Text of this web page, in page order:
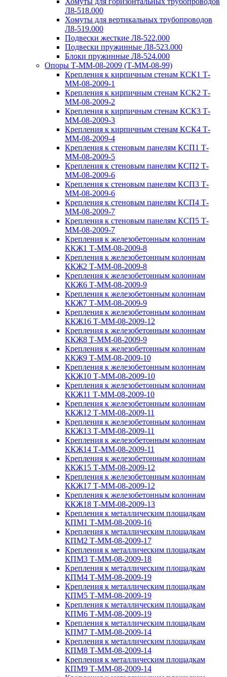
Л8-518.000
Хомуты для вертикальных трубопроводов
Л8-519.000
Подвески жесткие Л8-522.000
Подвески пружинные Л8-523.000
Блоки пружинные Л8-524.000
Опоры Т-ММ-08-2009 (Т-ММ-08-99)
Крепления к кирпичным стенам КСК1 Т-
ММ-08-2009-1
Крепления к кирпичным стенам КСК2 Т-
ММ-08-2009-2
Крепления к кирпичным стенам КСК3 Т-
ММ-08-2009-3
Крепления к кирпичным стенам КСК4 Т-
ММ-08-2009-4
Крепления к стеновым панелям КСП1 Т-
ММ-08-2009-5
Крепления к стеновым панелям КСП2 Т-
ММ-08-2009-6
Крепления к стеновым панелям КСП3 Т-
ММ-08-2009-6
Крепления к стеновым панелям КСП4 Т-
ММ-08-2009-7
Крепления к стеновым панелям КСП5 Т-
ММ-08-2009-7
Крепления к железобетонным колоннам
ККЖ1 Т-ММ-08-2009-8
Крепления к железобетонным колоннам
ККЖ2 Т-ММ-08-2009-8
Крепления к железобетонным колоннам
ККЖ6 Т-ММ-08-2009-9
Крепления к железобетонным колоннам
ККЖ7 Т-ММ-08-2009-9
Крепления к железобетонным колоннам
ККЖ16 Т-ММ-08-2009-12
Крепления к железобетонным колоннам
ККЖ8 Т-ММ-08-2009-9
Крепления к железобетонным колоннам
ККЖ9 Т-ММ-08-2009-10
Крепления к железобетонным колоннам
ККЖ10 Т-ММ-08-2009-10
Крепления к железобетонным колоннам
ККЖ11 Т-ММ-08-2009-10
Крепления к железобетонным колоннам
ККЖ12 Т-ММ-08-2009-11
Крепления к железобетонным колоннам
ККЖ13 Т-ММ-08-2009-11
Крепления к железобетонным колоннам
ККЖ14 Т-ММ-08-2009-11
Крепления к железобетонным колоннам
ККЖ15 Т-ММ-08-2009-12
Крепления к железобетонным колоннам
ККЖ17 Т-ММ-08-2009-12
Крепления к железобетонным колоннам
ККЖ18 Т-ММ-08-2009-13
Крепления к металлическим площадкам
КПМ1 Т-ММ-08-2009-16
Крепления к металлическим площадкам
КПМ2 Т-ММ-08-2009-17
Крепления к металлическим площадкам
КПМ3 Т-ММ-08-2009-18
Крепления к металлическим площадкам
КПМ4 Т-ММ-08-2009-19
Крепления к металлическим площадкам
КПМ5 Т-ММ-08-2009-19
Крепления к металлическим площадкам
КПМ6 Т-ММ-08-2009-19
Крепления к металлическим площадкам
КПМ7 Т-ММ-08-2009-14
Крепления к металлическим площадкам
КПМ8 Т-ММ-08-2009-14
Крепления к металлическим площадкам
КПМ9 Т-ММ-08-2009-14